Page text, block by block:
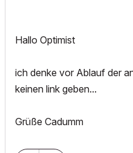
Hallo Optimist
ich denke vor Ablauf der
keinen link geben...
Grüße Cadumm